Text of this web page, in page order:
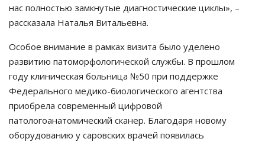
нас полностью замкнутые диагностические циклы», –
рассказала Наталья Витальевна.
Особое внимание в рамках визита было уделено
развитию патоморфологической службы. В прошлом
году клиническая больница №50 при поддержке
Федерального медико-биологического агентства
приобрела современный цифровой
патологоанатомический сканер. Благодаря новому
оборудованию у саровских врачей появилась